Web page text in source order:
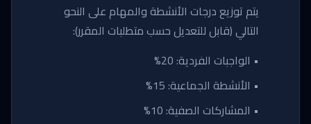
يتم توزيع درجات الأنشطة والمهام على النحو
التالي (قابل للتعديل حسب متطلبات المقرر):
• الواجبات الفردية: 20%
• الأنشطة الجماعية: 15%
• المشاركات الصفية: 10%